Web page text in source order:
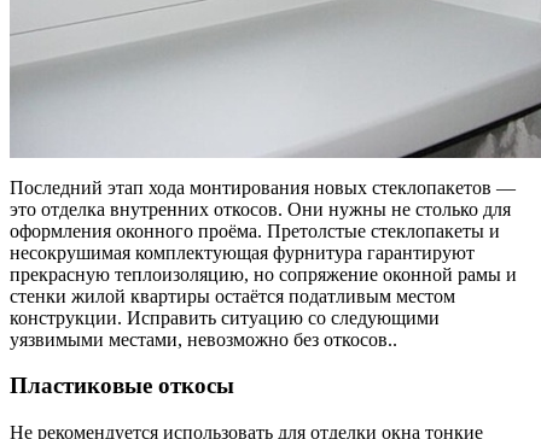
Последний этап хода монтирования новых стеклопакетов —
это отделка внутренних откосов. Они нужны не столько для
оформления оконного проёма. Претолстые стеклопакеты и
несокрушимая комплектующая фурнитура гарантируют
прекрасную теплоизоляцию, но сопряжение оконной рамы и
стенки жилой квартиры остаётся податливым местом
конструкции. Исправить ситуацию со следующими
уязвимыми местами, невозможно без откосов..
Пластиковые откосы
Не рекомендуется использовать для отделки окна тонкие